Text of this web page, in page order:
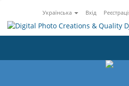
Українська Вхід